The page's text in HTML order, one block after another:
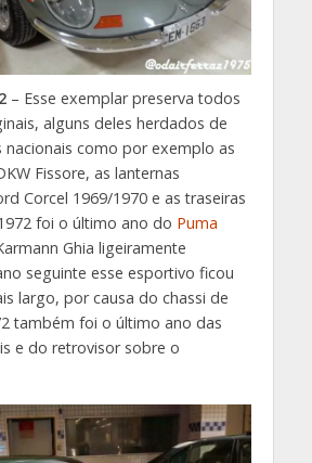
– Esse exemplar preserva todos
alguns deles herdados de
como por exemplo as
Fissore, as lanternas
Corcel 1969/1970 e as traseiras
foi o último ano do Puma
Ghia ligeiramente
seguinte esse esportivo ficou
largo, por causa do chassi de
também foi o último ano das
e do retrovisor sobre o